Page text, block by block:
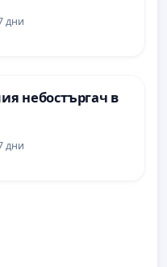
дни
небостъргач в
дни